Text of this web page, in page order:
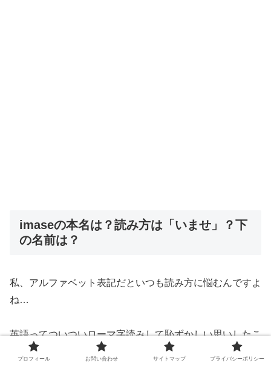
imaseの本名は？読み方は「いませ」？下
の名前は？
私、アルファベット表記だといつも読み方に悩むんですよ
ね…
英語ってついついローマ字読みして恥ずかしい思いしたこ
とありませんか？
プロフィール お問い合わせ サイトマップ プライバシーポリシー